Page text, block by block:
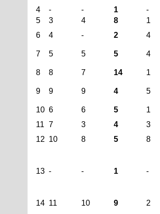
4
- - 1 -
5
3 4 8 1
6
4 - 2 4
7 5 5 5 4
8 8 7 14 1
9 9 9 4 5
10 6 6 5 1
11 7 3 4 3
12 10 8 5 8
13 - - 1 -
14 11 10 9 2